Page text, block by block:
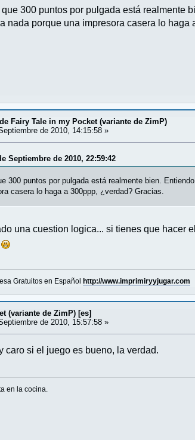
300 puntos por pulgada está realmente
nada porque una impresora casera lo haga
Fairy Tale in my Pocket (variante de ZimP)
de 2010, 14:15:58 »
Septiembre de 2010, 22:59:42
300 puntos por pulgada está realmente bien.
casera lo haga a 300ppp, ¿verdad? Gracias.
una cuestion logica... si tienes que hacer
Gratuitos en Español http://www.imprimiryyjugar.com
(variante de ZimP) [es]
de 2010, 15:57:58 »
caro si el juego es bueno, la verdad.
en la cocina.